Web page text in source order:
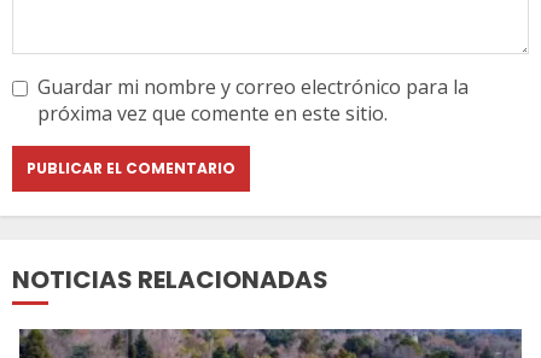
Guardar mi nombre y correo electrónico para la
próxima vez que comente en este sitio.
NOTICIAS RELACIONADAS